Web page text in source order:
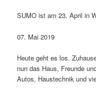
SUMO ist am 23. April in
07. Mai 2019
Heute geht es los.
nun das Haus, Freunde
Autos, Haustechnik und